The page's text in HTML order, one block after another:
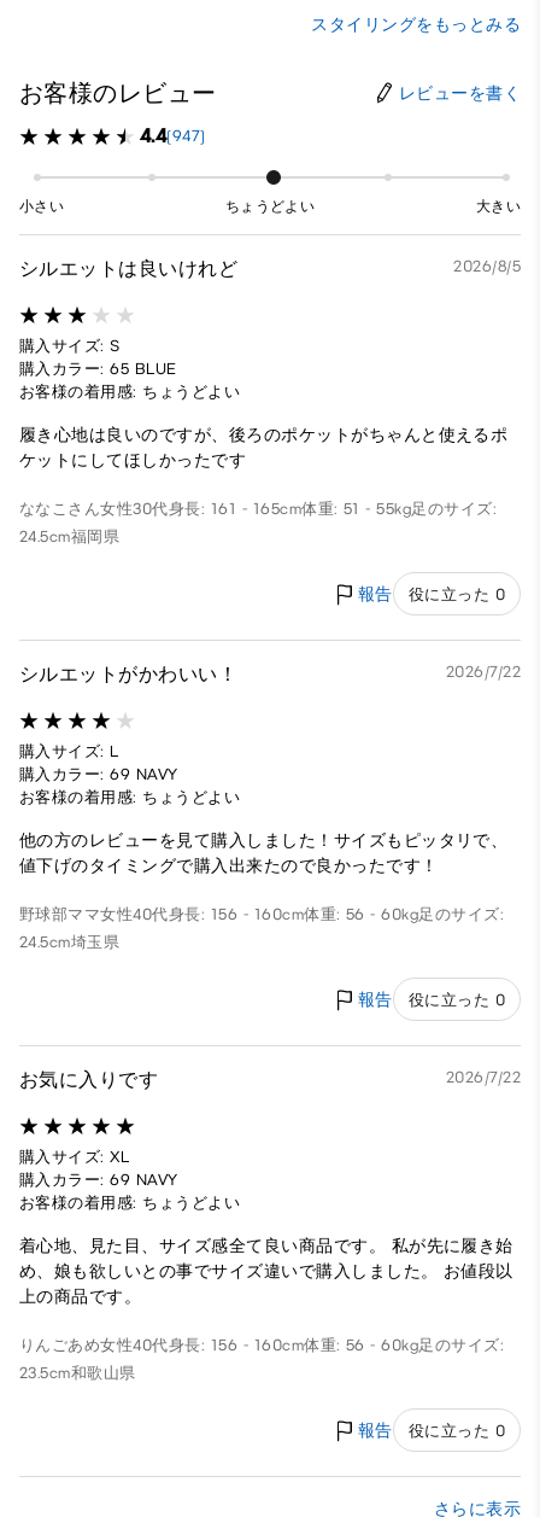
スタイリングをもっとみる
お客様のレビュー レビューを書く
4.4(947)
小さい ちょうどよい 大きい
シルエットは良いけれど 2026/8/5
購入サイズ: S
購入カラー: 65 BLUE
お客様の着用感: ちょうどよい
履き心地は良いのですが、後ろのポケットがちゃんと使えるポ
ケットにしてほしかったです
ななこさん女性30代身長: 161 - 165cm体重: 51 - 55kg足のサイズ:
24.5cm福岡県
報告 役に立った 0
シルエットがかわいい！ 2026/7/22
購入サイズ: L
購入カラー: 69 NAVY
お客様の着用感: ちょうどよい
他の方のレビューを見て購入しました！サイズもピッタリで、
値下げのタイミングで購入出来たので良かったです！
野球部ママ女性40代身長: 156 - 160cm体重: 56 - 60kg足のサイズ:
24.5cm埼玉県
報告 役に立った 0
お気に入りです 2026/7/22
購入サイズ: XL
購入カラー: 69 NAVY
お客様の着用感: ちょうどよい
着心地、見た目、サイズ感全て良い商品です。 私が先に履き始
め、娘も欲しいとの事でサイズ違いで購入しました。 お値段以
上の商品です。
りんごあめ女性40代身長: 156 - 160cm体重: 56 - 60kg足のサイズ:
23.5cm和歌山県
報告 役に立った 0
さらに表示